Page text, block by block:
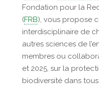
Fondation pour la
(FRB), vous propose
interdisciplinaire de
autres sciences de
membres ou
et 2025, sur la
biodiversité dans